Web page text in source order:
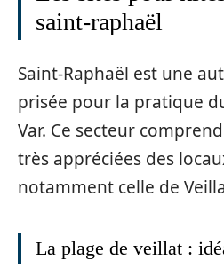
saint-raphaël
Saint-Raphaël est une
prisée pour la pratique
Var. Ce secteur
très appréciées des
notamment celle de
La plage de veillat :